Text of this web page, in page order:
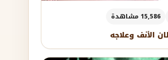
15,586 مشاهدة
الأنف وعلاجه